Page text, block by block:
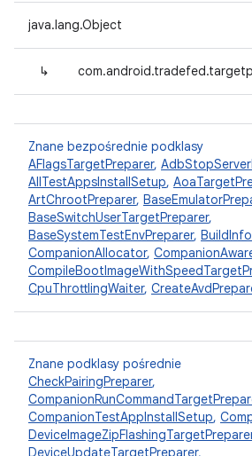
java.lang.Object
↳
Znane bezpośrednie podklasy
AFlagsTargetPreparer,
AllTestAppsInstallSetup,
ArtChrootPreparer,
BaseSwitchUserTargetPreparer,
BaseSystemTestEnvPreparer,
CompanionAllocator,
CpuThrottlingWaiter,
Znane podklasy pośrednie
CheckPairingPreparer,
CompanionTestAppInstallSetup,
DeviceUpdateTargetPreparer,